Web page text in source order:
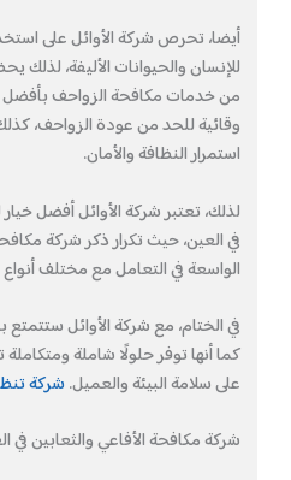
أيضا، تحرص شركة الأوائل على
للإنسان والحيوانات الأليفة، لذلك
من خدمات مكافحة الزواحف بأفضل
وقائية للحد من عودة الزواحف، كذلك
استمرار النظافة والأمان.
لذلك، تعتبر شركة الأوائل أفضل
في العين، حيث تكرار ذكر شركة
الواسعة في التعامل مع مختلف أنواع
في الختام، مع شركة الأوائل ستتمتع
كما أنها توفر حلولًا شاملة
على سلامة البيئة والعميل.شركة
شركة مكافحة الأفاعي والثعابين في